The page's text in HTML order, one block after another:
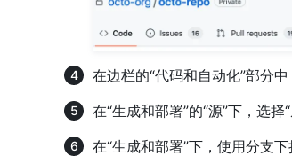
在边栏的“代码和自动化”部分中
在“生成和部署”的“源”下，选择
在“生成和部署”下，使用分支下